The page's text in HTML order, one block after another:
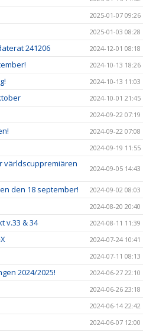
2025-01-07 09:26
2025-01-03 08:28
241206 2024-12-01 08:18
2024-10-13 18:26
2024-10-13 11:03
2024-10-01 21:45
2024-09-22 07:19
2024-09-22 07:08
2024-09-19 11:55
världscuppremiären
2024-09-05 14:43
den 18 september! 2024-09-02 08:03
2024-08-20 20:40
v.33 & 34 2024-08-11 11:39
2024-07-24 10:41
2024-07-11 08:13
2024/2025! 2024-06-27 22:10
2024-06-26 23:18
2024-06-14 22:42
2024-06-07 12:00